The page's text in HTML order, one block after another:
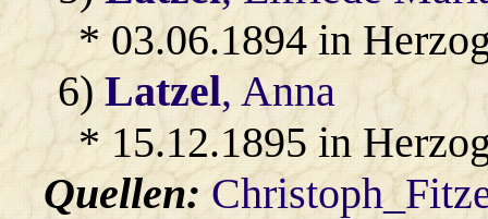
* 03.06.1894 in
6)Latzel, Anna
* 15.12.1895 in
Quellen: